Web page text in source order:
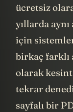
ücretsiz
yıllarda
için
birkaç farklı
olarak
tekrar
sayfalı bir